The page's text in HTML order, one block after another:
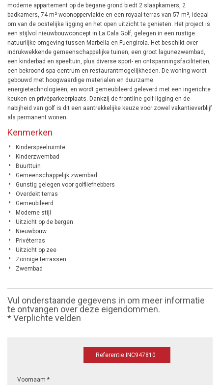
moderne appartement op de begane grond biedt 2 slaapkamers, 2
badkamers, 74 m² woonoppervlakte en een royaal terras van 57 m², ideaal
om van de oostelijke ligging en het open uitzicht te genieten. Het project is
een stijlvol nieuwbouwconcept in La Cala Golf, gelegen in een rustige
natuurlijke omgeving tussen Marbella en Fuengirola. Het beschikt over
indrukwekkende gemeenschappelijke tuinen, een groot lagunezwembad,
een kinderbad en speeltuin, plus diverse sport- en ontspanningsfaciliteiten,
een bekroond spa-centrum en restaurantmogelijkheden. De woning wordt
gebouwd met hoogwaardige materialen en duurzame
energietechnologieën, en wordt gemeubileerd geleverd met een ingerichte
keuken en privéparkeerplaats. Dankzij de frontline golf-ligging en de
nabijheid van golf is dit een aantrekkelijke keuze voor zowel vakantieverblijf
als permanent wonen.
Kenmerken
Kinderspeelruimte
Kinderzwembad
Buurttuin
Gemeenschappelijk zwembad
Gunstig gelegen voor golfliefhebbers
Overdekt terras
Gemeubileerd
Moderne stijl
Uitzicht op de bergen
Nieuwbouw
Privéterras
Uitzicht op zee
Zonnige terrassen
Zwembad
Vul onderstaande gegevens in om meer informatie
te ontvangen over deze eigendommen.
* Verplichte velden
Referentie INC947810
Voornaam *